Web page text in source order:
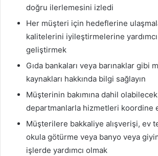
doğru ilerlemesini izledi
Her müşteri için hedeflerine
kalitelerini iyileştirmelerine
geliştirmek
Gıda bankaları veya barınaklar gibi
kaynakları hakkında bilgi sağlayın
Müşterinin bakımına dahil
departmanlarla hizmetleri koordine
Müşterilere bakkaliye alışverişi, ev
okula götürme veya banyo veya
işlerde yardımcı olmak